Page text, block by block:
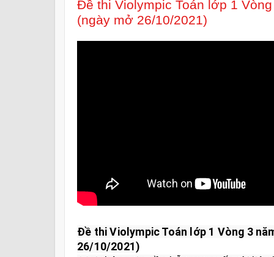
Đề thi Violympic Toán lớp 1
(ngày mở 26/10/2021)
Đề thi Violympic Toán lớp 1 Vòng 3
26/10/2021)